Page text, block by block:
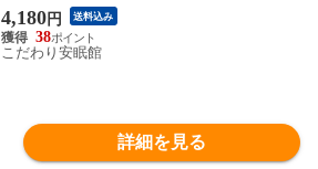
縦45cm×高さ12cm ワインレッド)【10I-EIG
HT-WRE】
4,180円 送料込み
38
こだわり安眠館
詳細を見る